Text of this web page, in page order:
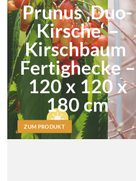
Prunus ‚Duo-
Kirsche‘ –
Kirschbaum
Fertighecke –
120 x 120 x
180 cm
ZUM PRODUKT